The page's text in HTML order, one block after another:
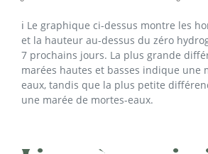
ℹ️ Le graphique ci-dessus montre les
et la hauteur au-dessus du zéro
7 prochains jours. La plus grande
marées hautes et basses indique une
eaux, tandis que la plus petite
une marée de mortes-eaux.